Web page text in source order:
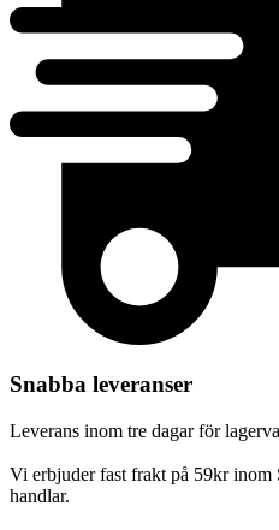
Snabba leveranser
Leverans inom tre dagar för
Vi erbjuder fast frakt på 59kr inom
handlar.